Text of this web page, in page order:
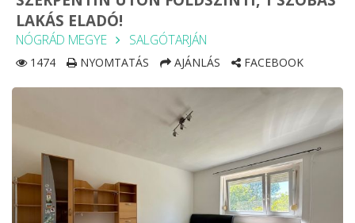
LAKÁS ELADÓ!
NÓGRÁD MEGYE SALGÓTARJÁN
1474 NYOMTATÁS AJÁNLÁS FACEBOOK